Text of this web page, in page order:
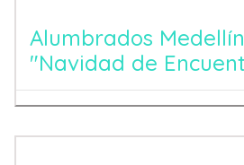
Alumbrados
"Navidad de
Tradición